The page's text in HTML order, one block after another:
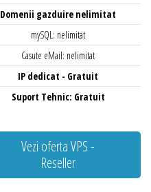
Domenii gazduire nelimitat
mySQL: nelimitat
Casute eMail: nelimitat
IP dedicat - Gratuit
Suport Tehnic: Gratuit
Vezi oferta VPS -
Reseller